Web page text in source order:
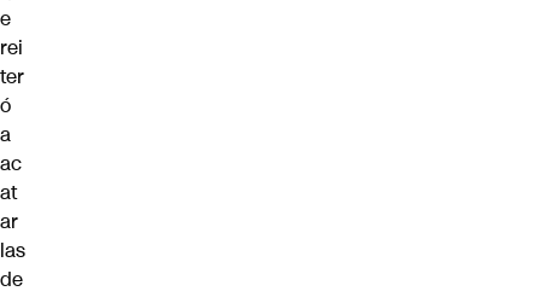
e
rei
ter
ó
a
ac
at
ar
las
de